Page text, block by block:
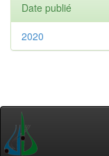
Date publié
2020